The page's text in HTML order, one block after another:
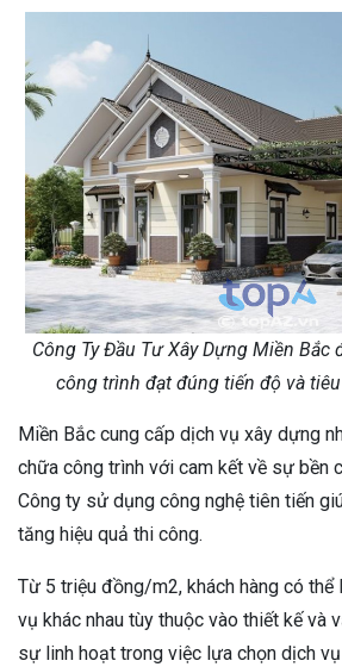
Công Ty Đầu Tư Xây Dựng Miền Bắc
công trình đạt đúng tiến độ và
Miền Bắc cung cấp dịch vụ xây dựng
chữa công trình với cam kết về sự bền
Công ty sử dụng công nghệ tiên tiến
tăng hiệu quả thi công.
Từ 5 triệu đồng/m2, khách hàng có
vụ khác nhau tùy thuộc vào thiết kế và
sự linh hoạt trong việc lựa chọn dịch